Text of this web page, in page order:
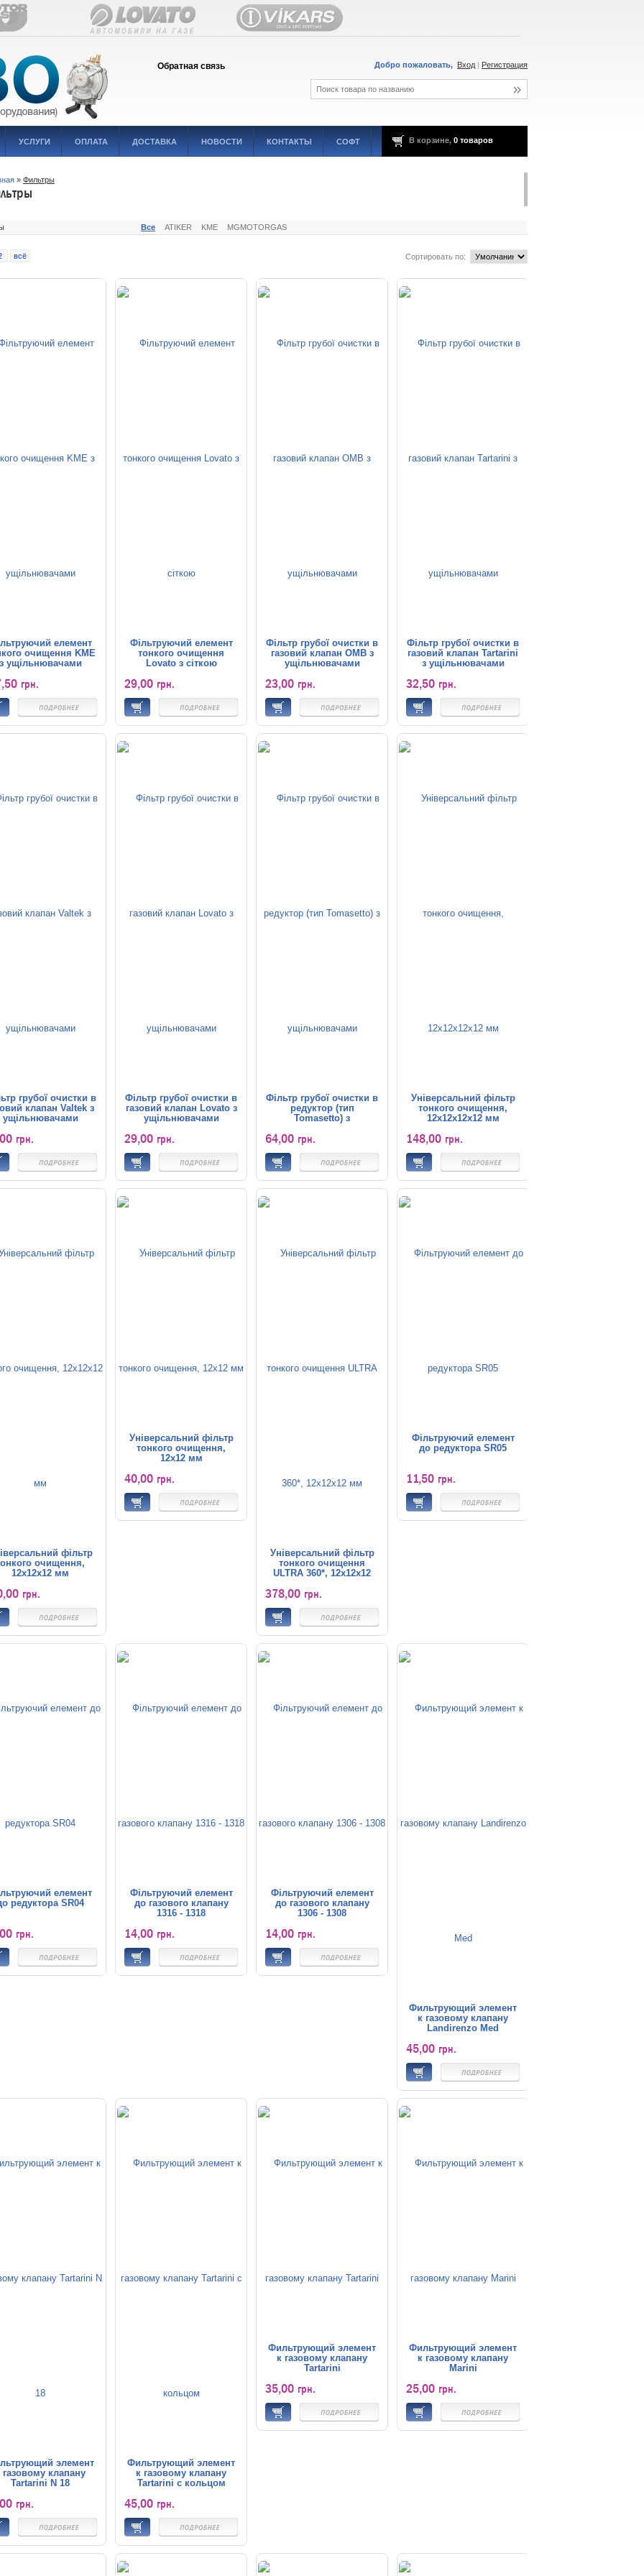
Обратная связь Добро пожаловать, Вход | Регистрация
В корзине, 0 товаров
УСЛУГИ ОПЛАТА ДОСТАВКА НОВОСТИ КОНТАКТЫ СОФТ
» Фильтры
Все ATIKER KME MGMOTORGAS
Сортировать по:
всё
елемент
очищення KME
ущільнювачами
грн.
Фільтруючий елемент
тонкого очищення
Lovato з сіткою
29,00 грн.
Фільтр грубої очистки в
газовий клапан OMB з
ущільнювачами
23,00 грн.
Фільтр грубої очистки в
газовий клапан Tartarini
з ущільнювачами
32,50 грн.
грубої очистки в
клапан Valtek з
ущільнювачами
грн.
Фільтр грубої очистки в
газовий клапан Lovato з
ущільнювачами
29,00 грн.
Фільтр грубої очистки в
редуктор (тип
Tomasetto) з
64,00 грн.
Універсальний фільтр
тонкого очищення,
12x12x12x12 мм
148,00 грн.
фільтр
очищення,
12x12x12 мм
грн.
Універсальний фільтр
тонкого очищення,
12x12 мм
40,00 грн.
Універсальний фільтр
тонкого очищення
ULTRA 360*, 12x12x12
378,00 грн.
Фільтруючий елемент
до редуктора SR05
11,50 грн.
елемент
редуктора SR04
грн.
Фільтруючий елемент
до газового клапану
1316 - 1318
14,00 грн.
Фільтруючий елемент
до газового клапану
1306 - 1308
14,00 грн.
Фильтрующий элемент
к газовому клапану
Landirenzo Med
45,00 грн.
элемент
газовому клапану
Tartarini N 18
грн.
Фильтрующий элемент
к газовому клапану
Tartarini с кольцом
45,00 грн.
Фильтрующий элемент
к газовому клапану
Tartarini
35,00 грн.
Фильтрующий элемент
к газовому клапану
Marini
25,00 грн.